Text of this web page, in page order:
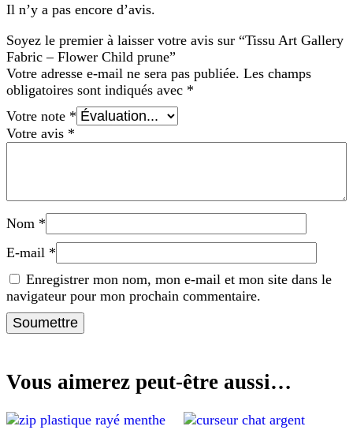
Il n’y a pas encore d’avis.
Soyez le premier à laisser votre avis sur “Tissu Art Gallery
Fabric – Flower Child prune”
Votre adresse e-mail ne sera pas publiée. Les champs
obligatoires sont indiqués avec *
Votre note *
Votre avis *
Nom *
E-mail *
Enregistrer mon nom, mon e-mail et mon site dans le
navigateur pour mon prochain commentaire.
Vous aimerez peut-être aussi…